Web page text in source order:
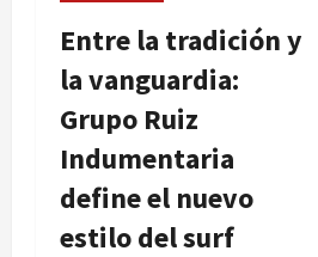
Entre la tradición y
la vanguardia:
Grupo Ruiz
Indumentaria
define el nuevo
estilo del surf